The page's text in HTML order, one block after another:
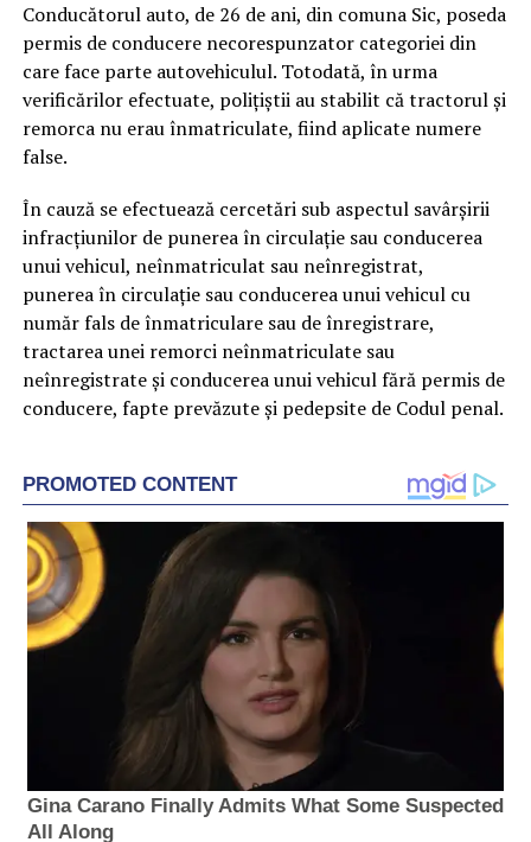
Conducătorul auto, de 26 de ani, din comuna Sic, poseda
permis de conducere necorespunzator categoriei din
care face parte autovehiculul. Totodată, în urma
verificărilor efectuate, poliţiştii au stabilit că tractorul şi
remorca nu erau înmatriculate, fiind aplicate numere
false.
În cauză se efectuează cercetări sub aspectul savârşirii
infracţiunilor de punerea în circulaţie sau conducerea
unui vehicul, neînmatriculat sau neînregistrat,
punerea în circulaţie sau conducerea unui vehicul cu
număr fals de înmatriculare sau de înregistrare,
tractarea unei remorci neînmatriculate sau
neînregistrate şi conducerea unui vehicul fără permis de
conducere, fapte prevăzute şi pedepsite de Codul penal.